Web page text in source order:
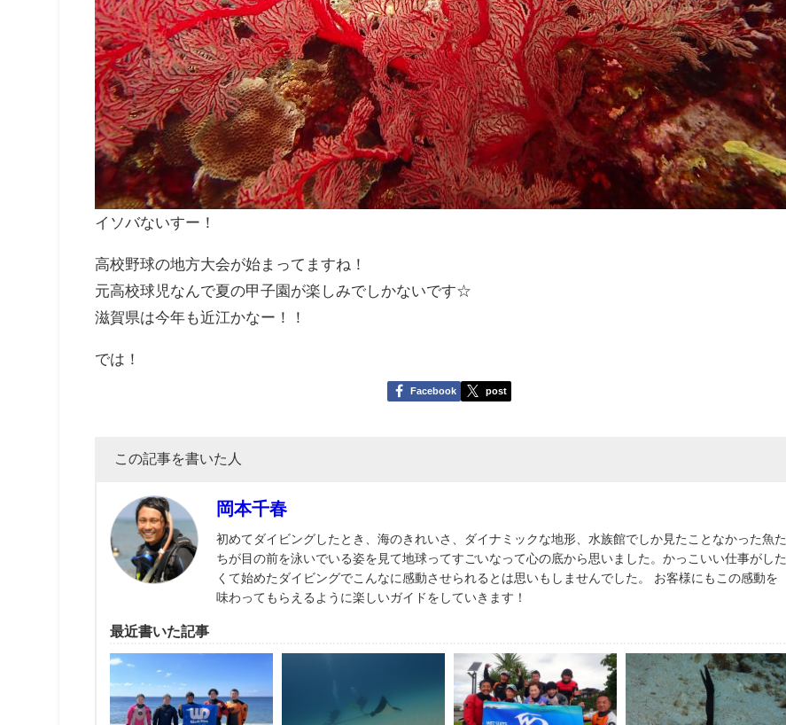
イソバないすー！
高校野球の地方大会が始まってますね！
元高校球児なんで夏の甲子園が楽しみでしかないです☆
滋賀県は今年も近江かなー！！
では！
Facebook post
この記事を書いた人
岡本千春
初めてダイビングしたとき、海のきれいさ、ダイナミックな地形、水族館でしか見たことなかった魚た
ちが目の前を泳いでいる姿を見て地球ってすごいなって心の底から思いました。かっこいい仕事がした
くて始めたダイビングでこんなに感動させられるとは思いもしませんでした。 お客様にもこの感動を
味わってもらえるように楽しいガイドをしていきます！
最近書いた記事